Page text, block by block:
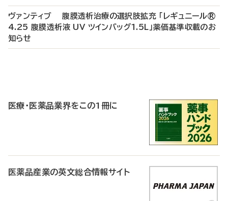
ヴァンティブ 腹膜透析治療の選択肢拡充 「レギュニール®
4.25 腹膜透析液 UV ツインバッグ1.5L」薬価基準収載のお
知らせ
医療・医薬品業界をこの1冊に
医薬品産業の英文総合情報サイト